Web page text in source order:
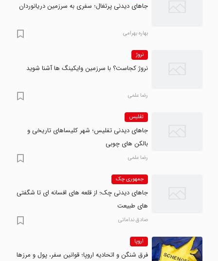
جاهای دیدنی پرتغال؛ سفری به سرزمین دریانوردان
بهاره بهرامی
نروژ
نروژ کجاست؟ با سرزمین وایکینگ ها آشنا شوید
رضا علمی
تفلیس
جاهای دیدنی تفلیس؛ شهر کلیساهای تاریخی و
بالکن های چوبی
رضا علمی
جمهوری چک
جاهای دیدنی چک؛ از قلعه های افسانه ای تا شگفتی
های طبیعت
صادق نداماتی
اروپا
فرق شنگن و اتحادیه اروپا؛ قوانین سفر، پول و مرزها